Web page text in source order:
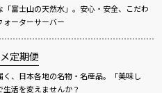
「富士山の天然水」。安心・安全、こだわ
ォーターサーバー
定期便
く、日本各地の名物・名産品。「美味し
生活を変えませんか？